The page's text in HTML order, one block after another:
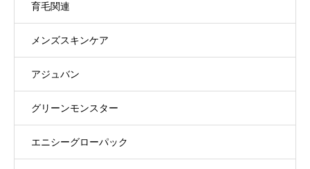
育毛関連
メンズスキンケア
アジュバン
グリーンモンスター
エニシーグローパック